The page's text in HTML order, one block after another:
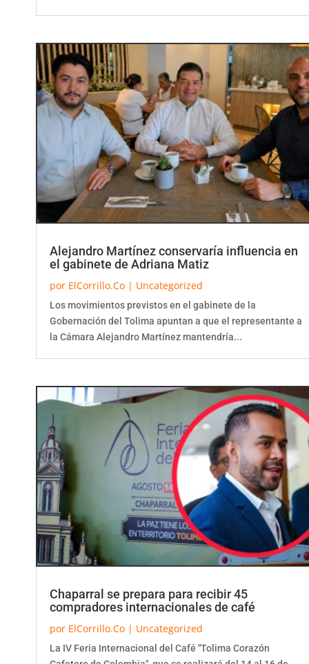
Alejandro Martínez conservaría influencia en
el gabinete de Adriana Matiz
por ElCorrillo.Co | Uncategorized
Los movimientos previstos en el gabinete de la
Gobernación del Tolima apuntan a que el representante a
la Cámara Alejandro Martínez mantendría...
Chaparral se prepara para recibir 45
compradores internacionales de café
por ElCorrillo.Co | Uncategorized
La IV Feria Internacional del Café "Tolima Corazón